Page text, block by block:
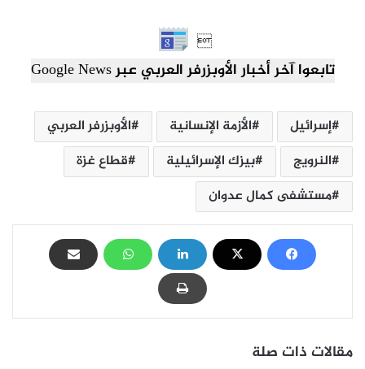

تابعوا آخر أخبار الأوبزرفر العربي عبر Google News
إسرائيل الأزمة الإنسانية
الأوبزرفر العربي
النرويج
بيزك الإسرائيلية
قطاع غزة
مستشفى كمال عدوان
مقالات ذات صلة